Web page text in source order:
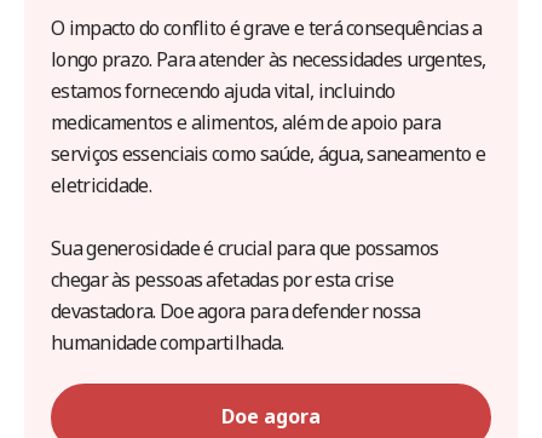
O impacto do conflito é grave e terá consequências a
longo prazo. Para atender às necessidades urgentes,
estamos fornecendo ajuda vital, incluindo
medicamentos e alimentos, além de apoio para
serviços essenciais como saúde, água, saneamento e
eletricidade.
Sua generosidade é crucial para que possamos
chegar às pessoas afetadas por esta crise
devastadora. Doe agora para defender nossa
humanidade compartilhada.
Doe agora